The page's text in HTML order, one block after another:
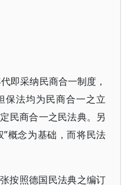
即采纳民商合一制度，
保法均为民商合一之立
民商合一之民法典。另
”概念为基础，而将民法
按照德国民法典之编订